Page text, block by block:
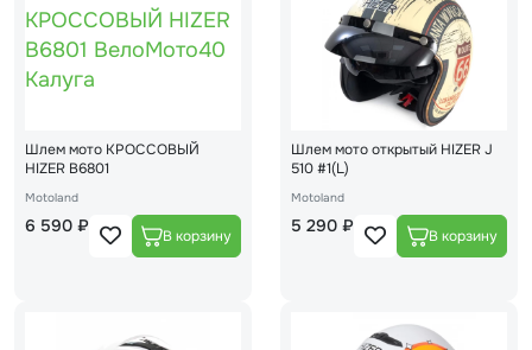
Шлем мото КРОССОВЫЙ
HIZER В6801
Motoland
6 590 ₽
Шлем мото открытый HIZER J
510 #1(L)
Motoland
5 290 ₽